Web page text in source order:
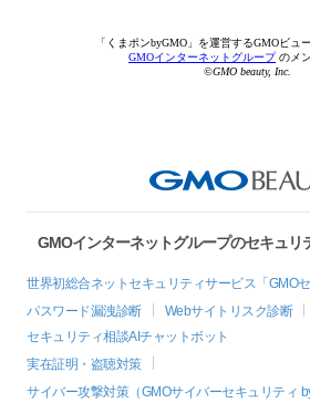
「くまポンbyGMO」を運営するGMOビュ
GMOインターネットグループのメン
©GMO beauty, Inc.
GMOインターネットグループのセキュリ
世界初総合ネットセキュリティサービス「GMOセ
パスワード漏洩診断
Webサイトリスク診断
セキュリティ相談AIチャットボット
実在証明・盗聴対策
サイバー攻撃対策（GMOサイバーセキュリティ